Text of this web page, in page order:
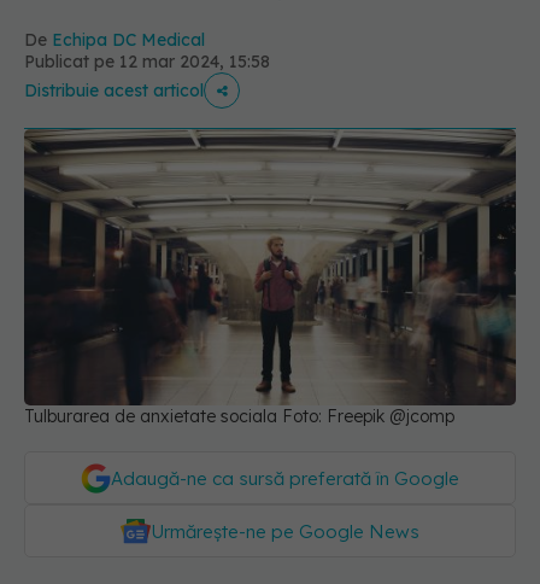
De Echipa DC Medical
Publicat pe 12 mar 2024, 15:58
Distribuie acest articol
Tulburarea de anxietate sociala Foto: Freepik @jcomp
Adaugă-ne ca sursă preferată în Google
Urmărește-ne pe Google News